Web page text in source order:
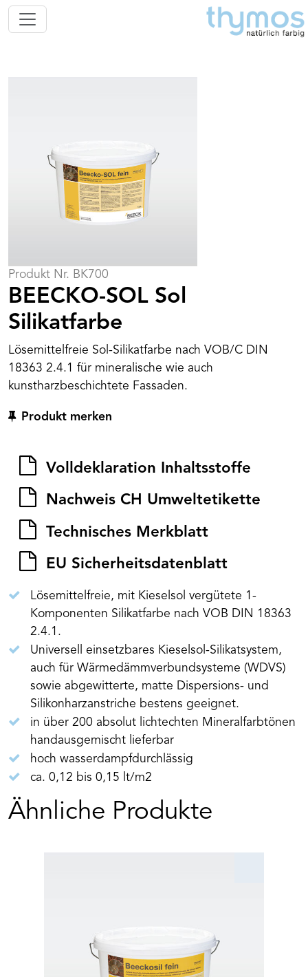
Produkt Nr. BK700
BEECKO-SOL Sol
Silikatfarbe
Lösemittelfreie Sol-Silikatfarbe nach VOB/C DIN
18363 2.4.1 für mineralische wie auch
kunstharzbeschichtete Fassaden.
Produkt merken
Volldeklaration Inhaltsstoffe
Nachweis CH Umweltetikette
Technisches Merkblatt
EU Sicherheitsdatenblatt
Lösemittelfreie, mit Kieselsol vergütete 1-
Komponenten Silikatfarbe nach VOB DIN 18363
2.4.1.
Universell einsetzbares Kieselsol-Silikatsystem,
auch für Wärmedämmverbundsysteme (WDVS)
sowie abgewitterte, matte Dispersions- und
Silikonharzanstriche bestens geeignet.
in über 200 absolut lichtechten Mineralfarbtönen
handausgemischt lieferbar
hoch wasserdampfdurchlässig
ca. 0,12 bis 0,15 lt/m2
Ähnliche Produkte